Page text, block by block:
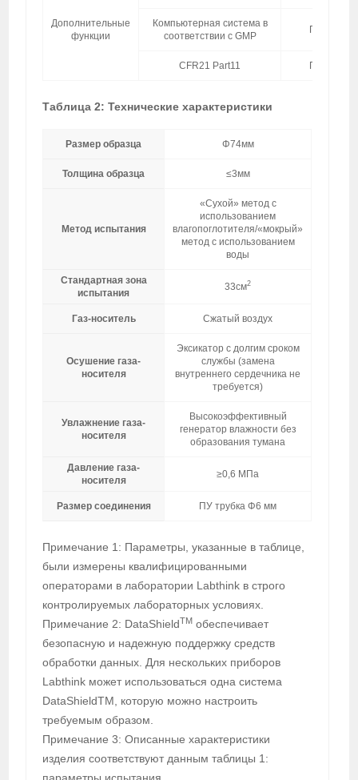
Дополнительные
функции
Компьютерная система в
соответствии с GMP
По доп.
CFR21 Part11 По доп.
Таблица 2: Технические характеристики
Размер образца Φ74мм
Толщина образца ≤3мм
Метод испытания
«Сухой» метод с
использованием
влагопоглотителя/«мокрый»
метод с использованием
воды
Стандартная зона
испытания
33cм2
Газ-носитель Сжатый воздух
Осушение газа-
носителя
Эксикатор с долгим сроком
службы (замена
внутреннего сердечника не
требуется)
Увлажнение газа-
носителя
Высокоэффективный
генератор влажности без
образования тумана
Давление газа-
носителя
≥0,6 МПа
Размер соединения ПУ трубка Φ6 мм
Примечание 1: Параметры, указанные в таблице,
были измерены квалифицированными
операторами в лаборатории Labthink в строго
контролируемых лабораторных условиях.
Примечание 2: DataShieldTM обеспечивает
безопасную и надежную поддержку средств
обработки данных. Для нескольких приборов
Labthink может использоваться одна система
DataShieldTM, которую можно настроить
требуемым образом.
Примечание 3: Описанные характеристики
изделия соответствуют данным таблицы 1: